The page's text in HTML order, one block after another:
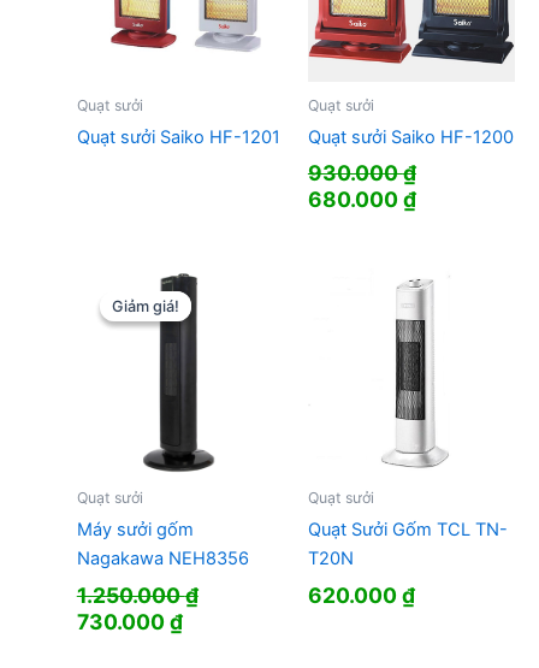
Quạt sưởi
Quạt sưởi Saiko HF-1201
Quạt sưởi
Quạt sưởi Saiko HF-1200
930.000₫
Giá
930.000 ₫.
680.000₫Giá
là:
Giảm giá!
Giảm giá!
Quạt sưởi
Máy sưởi gốm
Nagakawa NEH8356
1.250.000₫
Giá
730.000₫Giá
Quạt sưởi
Quạt Sưởi Gốm TCL TN-
T20N
620.000₫